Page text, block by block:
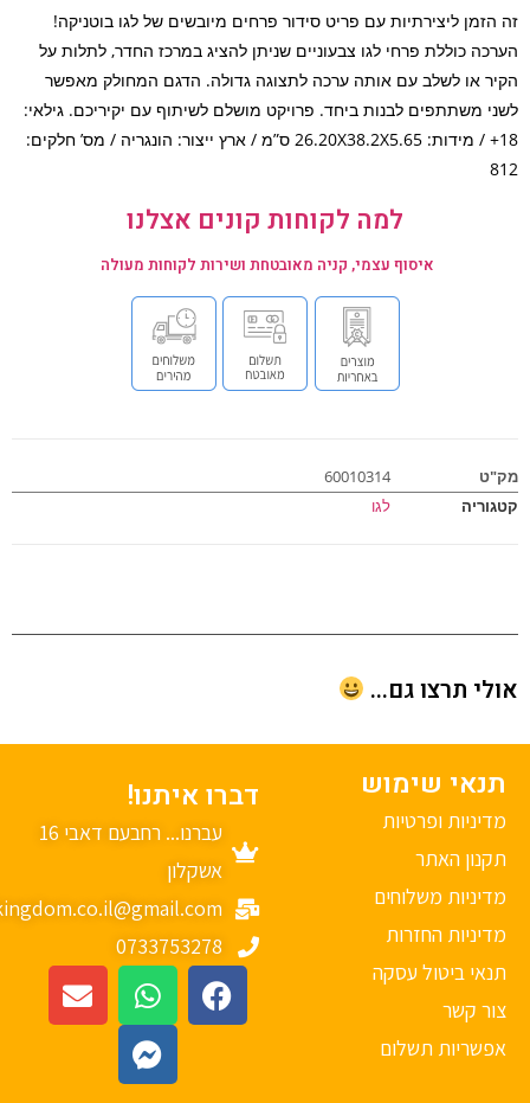
זה הזמן ליצירתיות עם פריט סידור פרחים מיובשים של ‎לגו בוטניקה‎!
כוללת פרחי לגו צבעוניים שניתן להציג במרכז החדר, לתלות על
או לשלב עם אותה ערכה לתצוגה גדולה. הדגם המחולק מאפשר
משתתפים לבנות ביחד. פרויקט מושלם לשיתוף עם יקיריכם. גילאי:
18+ / מידות: 26.20X38.2X5.65 ס”מ / ארץ ייצור: הונגריה / מס’ חלקים:
למה לקוחות קונים אצלנו
איסוף עצמי, קניה מאובטחת ושירות לקוחות מעולה
60010314
תרצו גם...
שימוש
ופרטיות
האתר
משלוחים
החזרות
ביטול עסקה
קשר
תשלום
דברו איתנו!
עברנו... רחבעם דאבי 16
אשקלון
mykingdom.co.il@gmail.com
0733753278